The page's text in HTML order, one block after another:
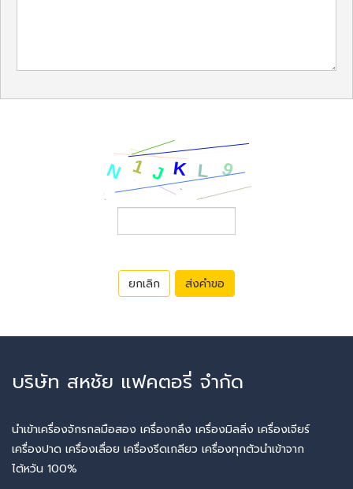
ยกเลิก ส่งคำขอ
บริษัท สหชัย แฟคตอรี่ จำกัด
นำเข้าเครื่องจักรกลมือสอง เครื่องกลึง เครื่องมิลลิ่ง เครื่องเจียร์
เครื่องปาด เครื่องเลื่อย เครื่องรีดเกลียว เครื่องทุกตัวนำเข้าจาก
ไต้หวัน 100%